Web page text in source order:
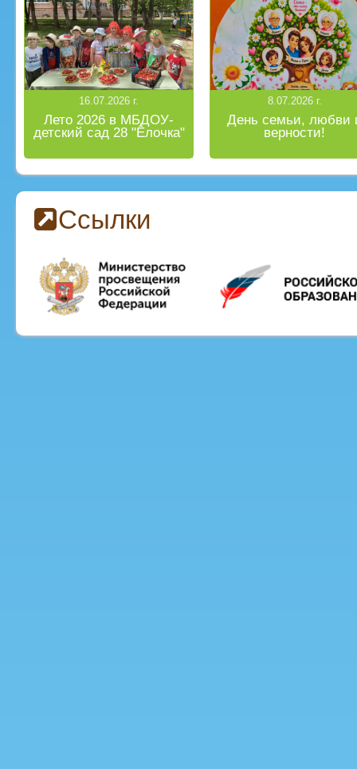
16.07.2026 г.
Лето 2026 в МБДОУ-
детский сад 28 "Ёлочка"
8.07.2026 г.
День семьи, любви
верности!
Ссылки